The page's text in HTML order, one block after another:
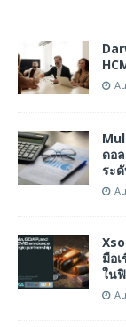
ดอ
ระ
มือ
ใน